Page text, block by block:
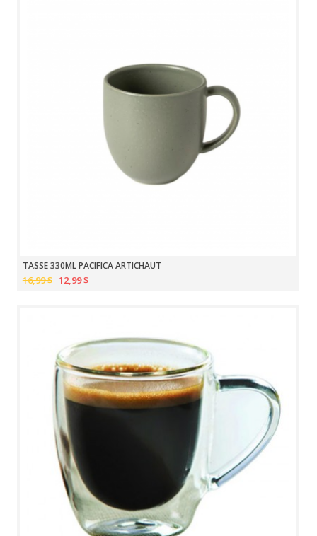
TASSE 330ML PACIFICA ARTICHAUT
16,99 $ 12,99 $